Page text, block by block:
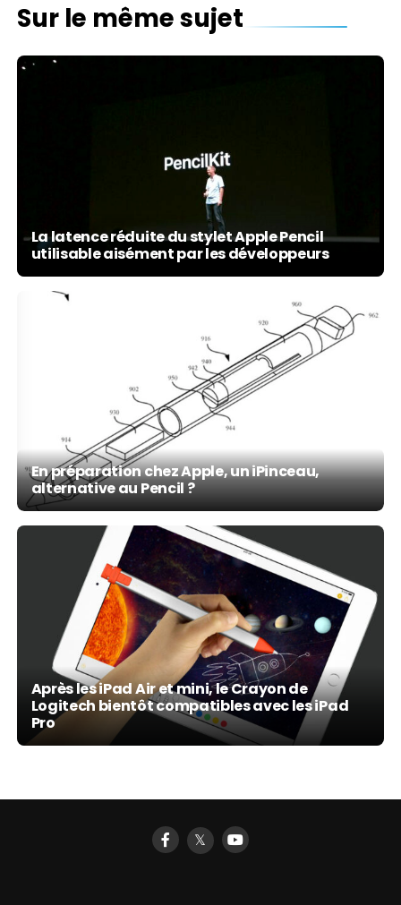
Sur le même sujet
La latence réduite du stylet Apple Pencil
utilisable aisément par les développeurs
En préparation chez Apple, un iPinceau,
alternative au Pencil ?
Après les iPad Air et mini, le Crayon de
Logitech bientôt compatibles avec les iPad
Pro
𝕏